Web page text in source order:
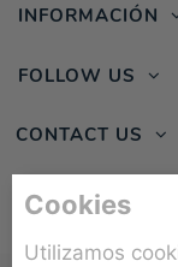
INFORMACIÓN
CONTACT US
Cookies
Utilizamos
FOLLOW US